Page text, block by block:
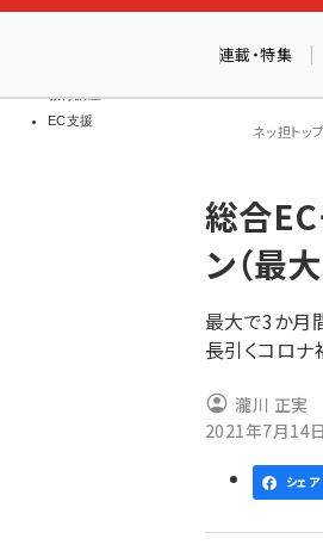
ツ
移
教育講座
EC支援
連載・特集
ン
く
ず
ネッ担トップ
総合
ン（最
最大で3か月
長引くコロ
瀧川 正実
2021年7月14
シェア